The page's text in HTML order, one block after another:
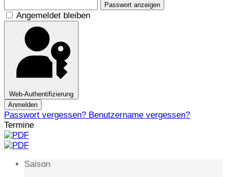
Passwort anzeigen
Angemeldet bleiben
Web-Authentifizierung
Anmelden
Passwort vergessen? Benutzername vergessen?
Termine
Saison